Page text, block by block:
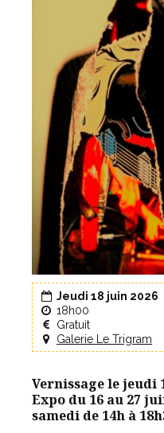
Jeudi 18 juin 2026
18h00
Gratuit
Galerie Le Trigram
Vernissage le jeudi
Expo du 16 au 27
samedi de 14h à